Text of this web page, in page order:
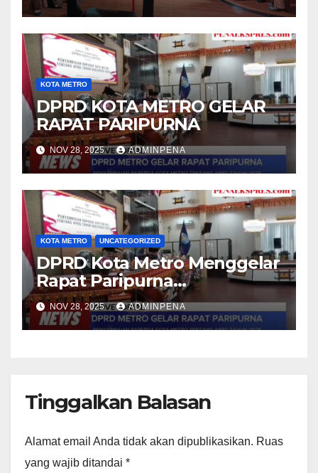
KOTA METRO
DPRD KOTA METRO GELAR
RAPAT PARIPURNA
NOV 28, 2025 ADMINPENA
KOTA METRO UNCATEGORIZED
DPRD Kota Metro Menggelar
Rapat Paripurna
Penyampaian Raperda APBD
Tahun Anggaran 2026
NOV 28, 2025 ADMINPENA
Tinggalkan Balasan
Alamat email Anda tidak akan dipublikasikan. Ruas
yang wajib ditandai *